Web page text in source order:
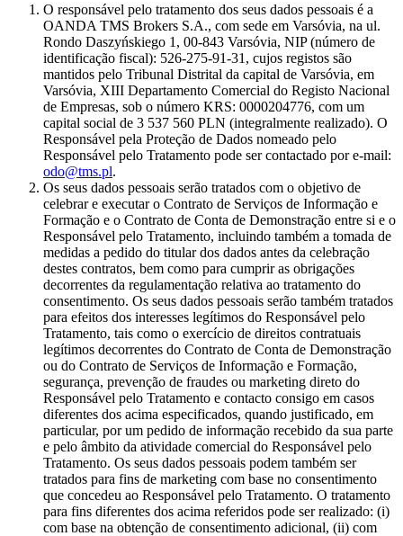
O responsável pelo tratamento dos seus dados pessoais é a
OANDA TMS Brokers S.A., com sede em Varsóvia, na ul.
Rondo Daszyńskiego 1, 00-843 Varsóvia, NIP (número de
identificação fiscal): 526-275-91-31, cujos registos são
mantidos pelo Tribunal Distrital da capital de Varsóvia, em
Varsóvia, XIII Departamento Comercial do Registo Nacional
de Empresas, sob o número KRS: 0000204776, com um
capital social de 3 537 560 PLN (integralmente realizado). O
Responsável pela Proteção de Dados nomeado pelo
Responsável pelo Tratamento pode ser contactado por e-mail:
odo@tms.pl.
Os seus dados pessoais serão tratados com o objetivo de
celebrar e executar o Contrato de Serviços de Informação e
Formação e o Contrato de Conta de Demonstração entre si e o
Responsável pelo Tratamento, incluindo também a tomada de
medidas a pedido do titular dos dados antes da celebração
destes contratos, bem como para cumprir as obrigações
decorrentes da regulamentação relativa ao tratamento do
consentimento. Os seus dados pessoais serão também tratados
para efeitos dos interesses legítimos do Responsável pelo
Tratamento, tais como o exercício de direitos contratuais
legítimos decorrentes do Contrato de Conta de Demonstração
ou do Contrato de Serviços de Informação e Formação,
segurança, prevenção de fraudes ou marketing direto do
Responsável pelo Tratamento e contacto consigo em casos
diferentes dos acima especificados, quando justificado, em
particular, por um pedido de informação recebido da sua parte
e pelo âmbito da atividade comercial do Responsável pelo
Tratamento. Os seus dados pessoais podem também ser
tratados para fins de marketing com base no consentimento
que concedeu ao Responsável pelo Tratamento. O tratamento
para fins diferentes dos acima referidos pode ser realizado: (i)
com base na obtenção de consentimento adicional, (ii) com